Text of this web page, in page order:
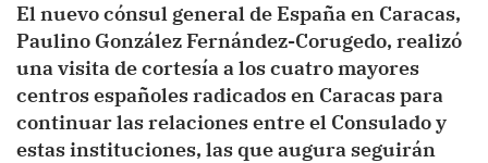
El nuevo cónsul general de España en Caracas,
Paulino González Fernández-Corugedo, realizó
una visita de cortesía a los cuatro mayores
centros españoles radicados en Caracas para
continuar las relaciones entre el Consulado y
estas instituciones, las que augura seguirán